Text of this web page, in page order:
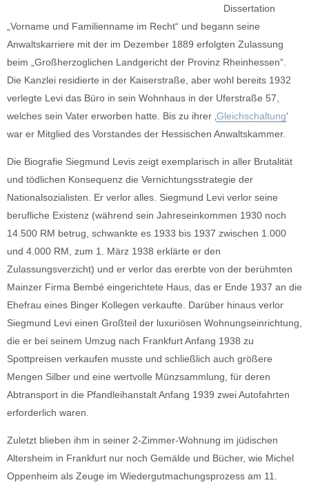
Dissertation
„Vorname und Familienname im Recht“ und begann seine
Anwaltskarriere mit der im Dezember 1889 erfolgten Zulassung
beim „Großherzoglichen Landgericht der Provinz Rheinhessen“.
Die Kanzlei residierte in der Kaiserstraße, aber wohl bereits 1932
verlegte Levi das Büro in sein Wohnhaus in der Uferstraße 57,
welches sein Vater erworben hatte. Bis zu ihrer ‚ Gleichschaltung‘
war er Mitglied des Vorstandes der Hessischen Anwaltskammer.
Die Biografie Siegmund Levis zeigt exemplarisch in aller Brutalität
und tödlichen Konsequenz die Vernichtungsstrategie der
Nationalsozialisten. Er verlor alles. Siegmund Levi verlor seine
berufliche Existenz (während sein Jahreseinkommen 1930 noch
14.500 RM betrug, schwankte es 1933 bis 1937 zwischen 1.000
und 4.000 RM, zum 1. März 1938 erklärte er den
Zulassungsverzicht) und er verlor das ererbte von der berühmten
Mainzer Firma Bembé eingerichtete Haus, das er Ende 1937 an die
Ehefrau eines Binger Kollegen verkaufte. Darüber hinaus verlor
Siegmund Levi einen Großteil der luxuriösen Wohnungseinrichtung,
die er bei seinem Umzug nach Frankfurt Anfang 1938 zu
Spottpreisen verkaufen musste und schließlich auch größere
Mengen Silber und eine wertvolle Münzsammlung, für deren
Abtransport in die Pfandleihanstalt Anfang 1939 zwei Autofahrten
erforderlich waren.
Zuletzt blieben ihm in seiner 2-Zimmer-Wohnung im jüdischen
Altersheim in Frankfurt nur noch Gemälde und Bücher, wie Michel
Oppenheim als Zeuge im Wiedergutmachungsprozess am 11.